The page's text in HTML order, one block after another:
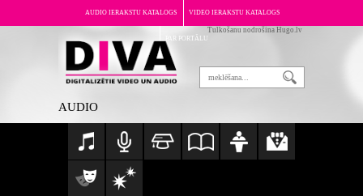
AUDIO IERAKSTU KATALOGS VIDEO IERAKSTU KATALOGS
PAR PORTĀLU
Tulkošanu nodrošina Hugo.lv
AUDIO